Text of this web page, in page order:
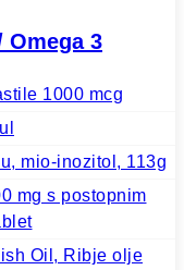
3
1000 mcg
mio-inozitol, 113g
mg s postopnim
Oil, Ribje olje